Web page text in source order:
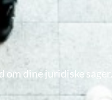
om dine juridiske sager.